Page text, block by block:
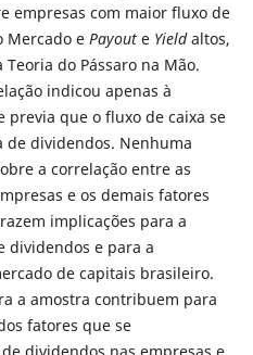
empresas com maior fluxo de
Mercado e Payout e Yieldaltos,
do Pássaro na Mão.
indicou apenas à
previa que o fluxo de caixa se
de dividendos. Nenhuma
a correlação entre as
e os demais fatores
implicações para a
dividendos e para a
de capitais brasileiro.
a amostra contribuem para
fatores que se